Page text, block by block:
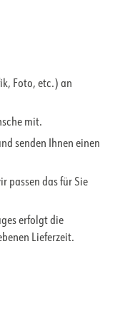
Foto, etc.) an
mit.
senden Ihnen einen
passen das für Sie
erfolgt die
Lieferzeit.